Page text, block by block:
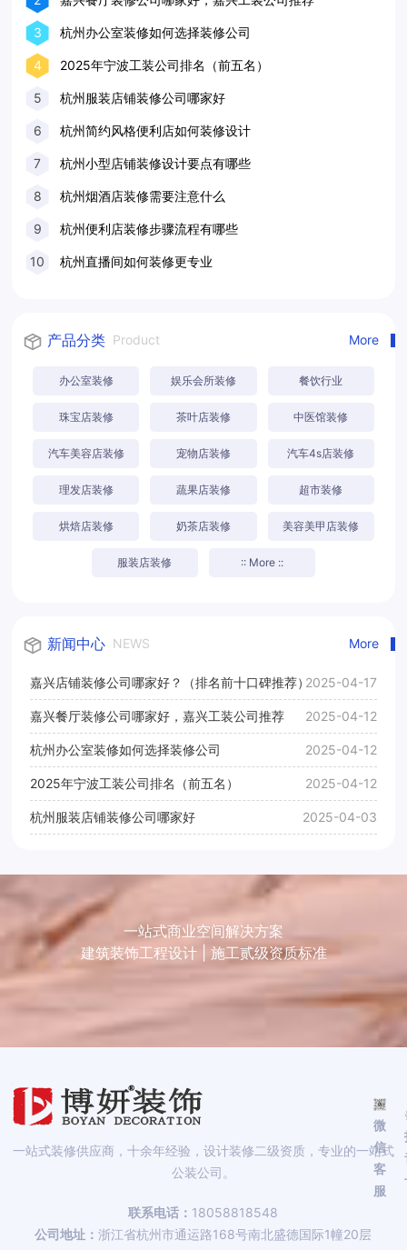
3 杭州办公室装修如何选择装修公司
4 2025年宁波工装公司排名（前五名）
5 杭州服装店铺装修公司哪家好
6 杭州简约风格便利店如何装修设计
7 杭州小型店铺装修设计要点有哪些
8 杭州烟酒店装修需要注意什么
9 杭州便利店装修步骤流程有哪些
10 杭州直播间如何装修更专业
产品分类 Product More
办公室装修 娱乐会所装修 餐饮行业
珠宝店装修 茶叶店装修 中医馆装修
汽车美容店装修 宠物店装修 汽车4s店装修
理发店装修 蔬果店装修 超市装修
烘焙店装修 奶茶店装修 美容美甲店装修
服装店装修 :: More ::
新闻中心 NEWS More
嘉兴店铺装修公司哪家好？（排名前十口碑推荐）2025-04-17
嘉兴餐厅装修公司哪家好，嘉兴工装公司推荐 2025-04-12
杭州办公室装修如何选择装修公司 2025-04-12
2025年宁波工装公司排名（前五名） 2025-04-12
杭州服装店铺装修公司哪家好 2025-04-03
一站式商业空间解决方案
建筑装饰工程设计 | 施工贰级资质标准
一站式装修供应商，十余年经验，设计装修二级资质，专业的一站式
公装公司。
联系电话： 18058818548
公司地址：浙江省杭州市通运路168号南北盛德国际1幢20层
微
信
客
服